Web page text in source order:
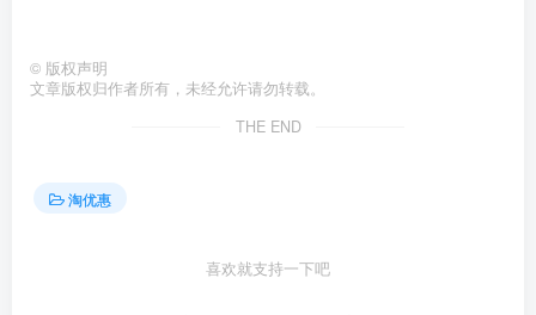
© 版权声明
文章版权归作者所有，未经允许请勿转载。
THE END
淘优惠
喜欢就支持一下吧